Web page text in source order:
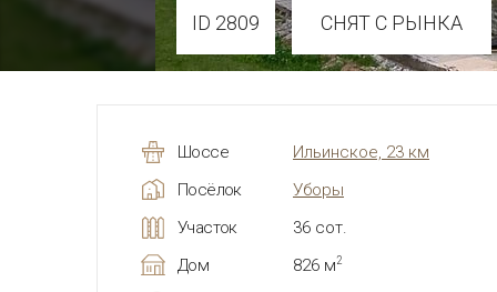
ID 2809 СНЯТ С РЫНКА
Шоссе
Ильинское, 23 км
Посёлок
Уборы
Участок
36 сот.
Дом
826 м2